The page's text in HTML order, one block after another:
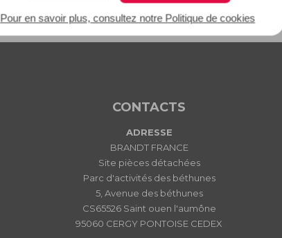
Pour en savoir plus, consultez notre Politique de cookies
CONTACTS
ADRESSE
BRANDT FRANCE
Site pièces détachées
Parc d'activités des béthunes
5, Avenue des béthunes
CS65526 Saint ouen l'aumône
95060 CERGY PONTOISE CEDEX